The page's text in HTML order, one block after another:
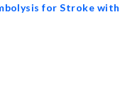
for Stroke